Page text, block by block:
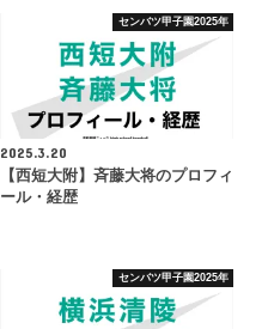
センバツ甲子園2025年
2025.3.20
【西短大附】斉藤大将のプロフィ
ール・経歴
センバツ甲子園2025年